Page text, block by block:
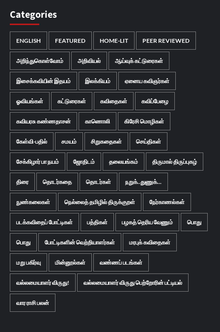
Categories
ENGLISH FEATURED HOME-LIT PEER REVIEWED
அறிந்துகொள்வோம் அறிவியல் ஆய்வுக் கட்டுரைகள்
இசைக்கவியின் இதயம் இலக்கியம் ஏனைய கவிஞர்கள்
ஓவியங்கள் கட்டுரைகள் கவிதைகள் கவிப்பேழை
கவியரசு கண்ணதாசன் காணொலி கிரேசி மொழிகள்
கேள்வி-பதில் சமயம் சிறுகதைகள் செய்திகள்
சேக்கிழார் பா நயம் ஜோதிடம் தலையங்கம் திருமால் திருப்புகழ்
திரை தொடர்கதை தொடர்கள் நறுக்..துணுக்...
நுண்கலைகள் நெல்லைத் தமிழில் திருக்குறள் நேர்காணல்கள்
படக்கவிதைப் போட்டிகள் பத்திகள் பழகத் தெரிய வேணும் பொது
பொது போட்டிகளின் வெற்றியாளர்கள் மரபுக் கவிதைகள்
மறு பகிர்வு மின்னூல்கள் வண்ணப் படங்கள்
வல்லமையாளர் விருது! வல்லமையாளர் விருது பெற்றோரின் பட்டியல்
வார ராசி பலன்